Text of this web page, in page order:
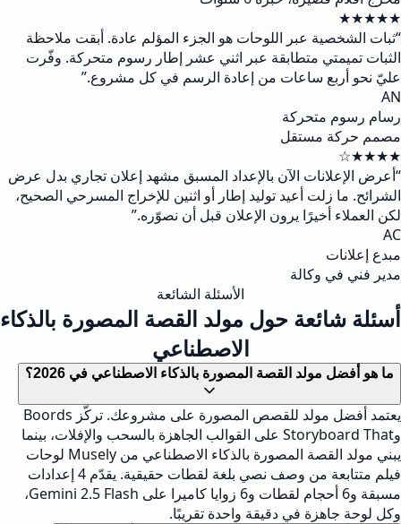
★★★★★
“ثبات الشخصية عبر اللوحات هو الجزء المؤلم عادة. أبقت ملاحظة
الثبات تميمتي متطابقة عبر اثني عشر إطار رسوم متحركة. وفّرت
عليّ نحو أربع ساعات من إعادة الرسم في كل مشروع.”
AN
رسام رسوم متحركة
مصمم حركة مستقل
★★★★☆
“أعرض الإعلانات الآن بالإعداد المسبق مشهد إعلان تجاري بدل عرض
الشرائح. ما زلت أعيد توليد إطار أو اثنين للإخراج المسرحي الصحيح،
لكن العملاء أخيرًا يرون الإعلان قبل أن نصوّره.”
AC
مبدع إعلانات
مدير فني في وكالة
الأسئلة الشائعة
أسئلة شائعة حول مولد القصة المصورة بالذكاء
الاصطناعي
ما هو أفضل مولد القصة المصورة بالذكاء الاصطناعي في 2026؟
يعتمد أفضل مولد للقصص المصورة على مشروعك. تركّز Boords
وStoryboard That على القوالب الجاهزة بالسحب والإفلات، بينما
يبني مولد القصة المصورة بالذكاء الاصطناعي من Musely لوحات
فيلم متتابعة من وصف نصي بلغة لقطات حقيقية. يقدّم 4 إعدادات
مسبقة و6 أحجام لقطات و6 زوايا كاميرا على Gemini 2.5 Flash،
وكل لوحة جاهزة في دقيقة واحدة تقريبًا.